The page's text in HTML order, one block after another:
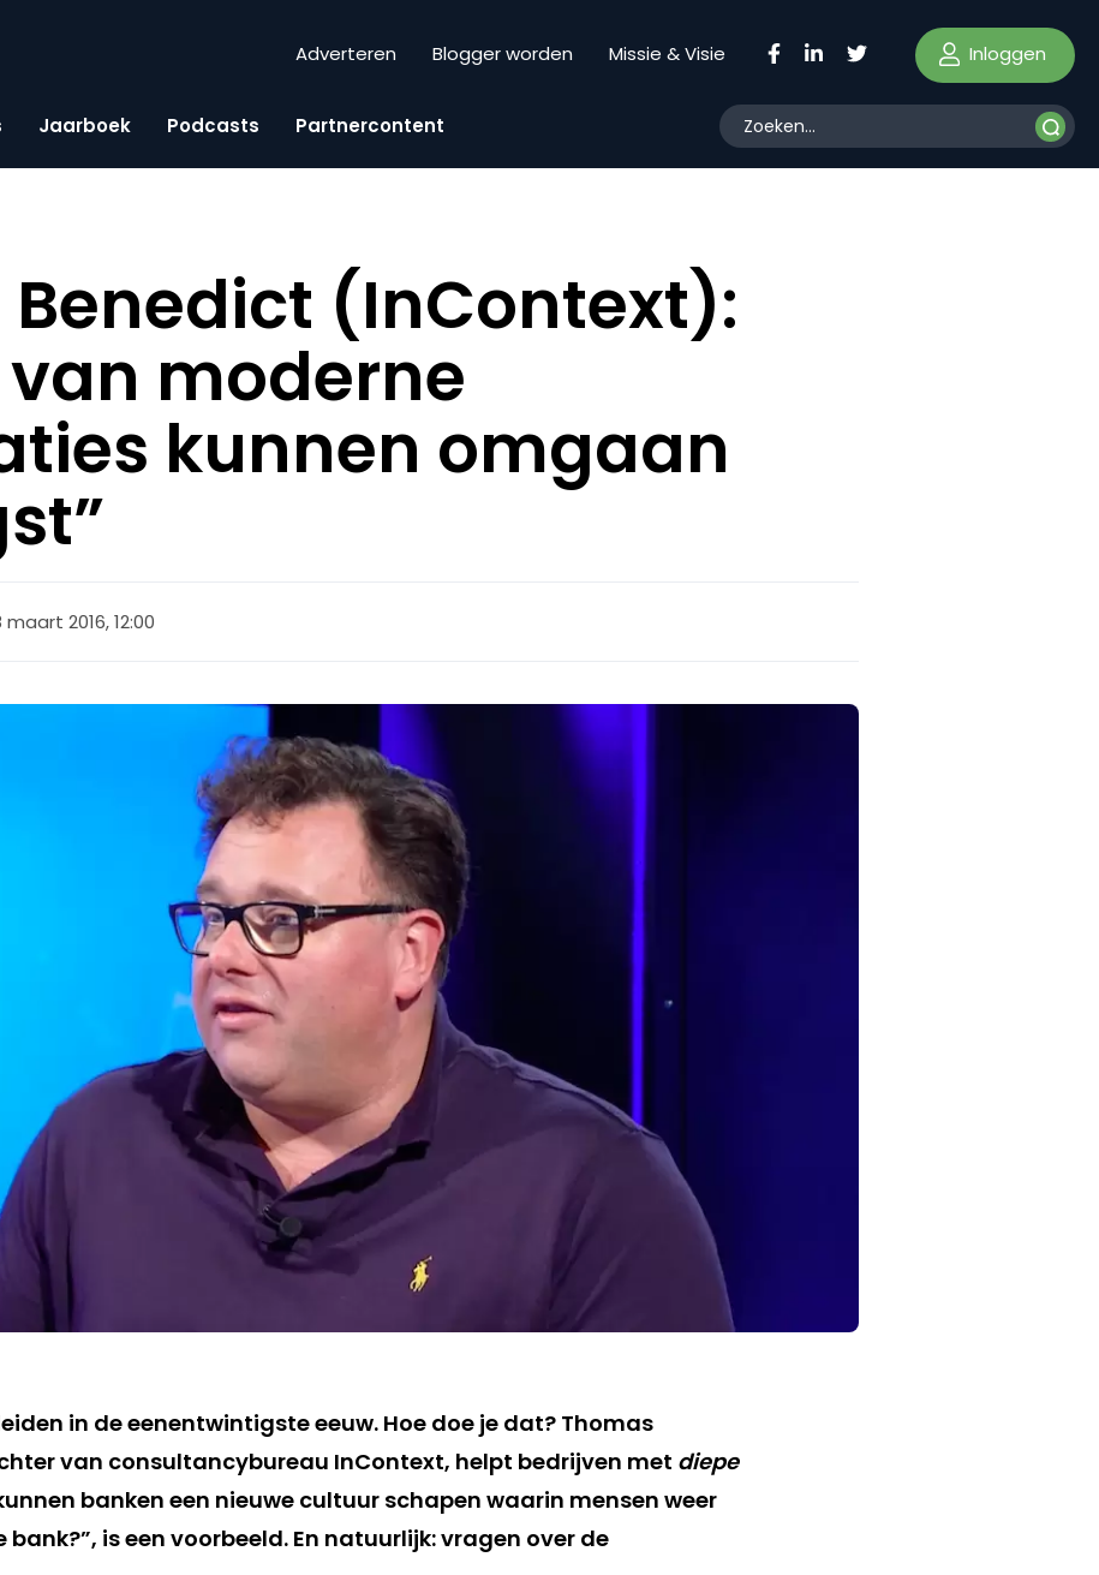
Adverteren Blogger worden Missie & Visie Inloggen
Jaarboek Podcasts Partnercontent
(InContext):
van moderne
kunnen omgaan
maart 2016, 12:00
in de eenentwintigste eeuw. Hoe doe je dat? Thomas
van consultancybureau InContext, helpt bedrijven met diepe
banken een nieuwe cultuur schapen waarin mensen weer
bank?”, is een voorbeeld. En natuurlijk: vragen over de